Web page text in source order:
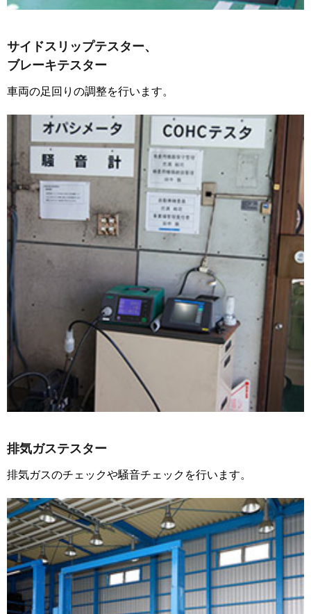
サイドスリップテスター、
ブレーキテスター
車両の足回りの調整を行います。
排気ガステスター
排気ガスのチェックや騒音チェックを行います。